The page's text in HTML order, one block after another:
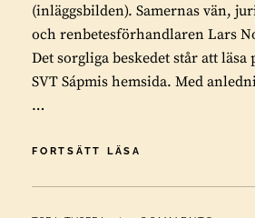
(inläggsbilden). Samernas vän,
och renbetesförhandlaren Lars
Det sorgliga beskedet står att läsa
SVT Sápmis hemsida. Med
…
FORTSÄTT LÄSA
OM